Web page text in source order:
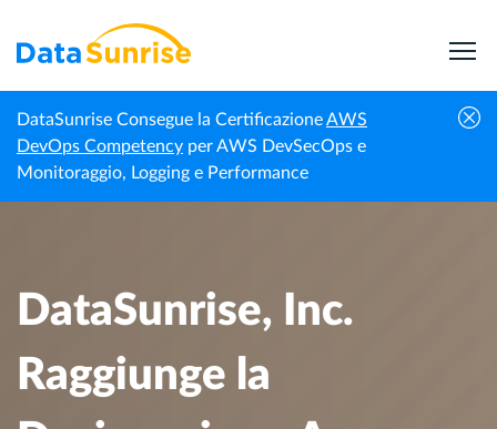
DataSunrise Consegue la CertificazioneAWS
DevOps Competency per AWS DevSecOps e
Monitoraggio, Logging e Performance
Homepage
Notizie
Professionali
DataSunrise, Inc. Raggiunge la Designazione
Amazon Redshift Ready, Lanciando il Partner
a re:Invent
DataSunrise, Inc.
Raggiunge la